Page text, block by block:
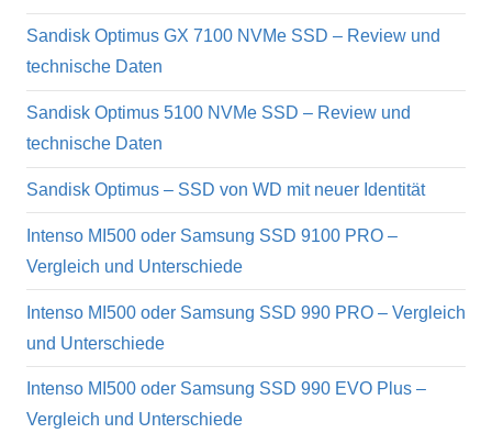
Sandisk Optimus GX 7100 NVMe SSD – Review und
technische Daten
Sandisk Optimus 5100 NVMe SSD – Review und
technische Daten
Sandisk Optimus – SSD von WD mit neuer Identität
Intenso MI500 oder Samsung SSD 9100 PRO –
Vergleich und Unterschiede
Intenso MI500 oder Samsung SSD 990 PRO – Vergleich
und Unterschiede
Intenso MI500 oder Samsung SSD 990 EVO Plus –
Vergleich und Unterschiede